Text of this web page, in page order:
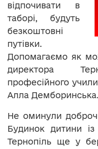
відпочивати в
таборі, будуть
безкоштовні
путівки.
Допомагаємо як
директора
професійного
Алла Демборинська.
Не оминули
Будинок дитини
Тернопіль ще у